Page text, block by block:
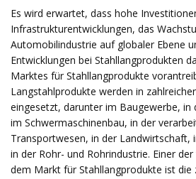
Es wird erwartet, dass hohe
Infrastrukturentwicklungen, das
Automobilindustrie auf globaler Ebene
Entwicklungen bei Stahllangprodukten
Marktes für Stahllangprodukte
Langstahlprodukte werden in
eingesetzt, darunter im Baugewerbe, in
im Schwermaschinenbau, in der
Transportwesen, in der Landwirtschaft,
in der Rohr- und Rohrindustrie. Einer
dem Markt für Stahllangprodukte ist die